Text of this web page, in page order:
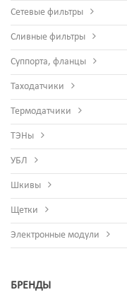
Сетевые фильтры
Сливные фильтры
Суппорта, фланцы
Таходатчики
Термодатчики
ТЭНы
УБЛ
Шкивы
Щетки
Электронные модули
БРЕНДЫ